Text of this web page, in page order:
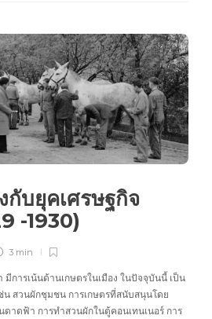
กับยุคเศรษฐกิจ
-1930)
3 min
การเน้นด้านเกษตรในเมือง ในปัจจุบันนี้ เป็น
น สวนผักชุมชน การเกษตรที่สนับสนุนโดย
ดาดฟ้า การทำสวนผักในตู้คอนเทนเนอร์ การ